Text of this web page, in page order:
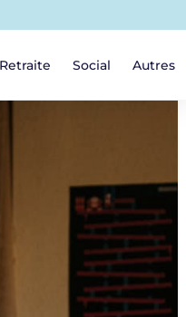
Retraite Social Autres